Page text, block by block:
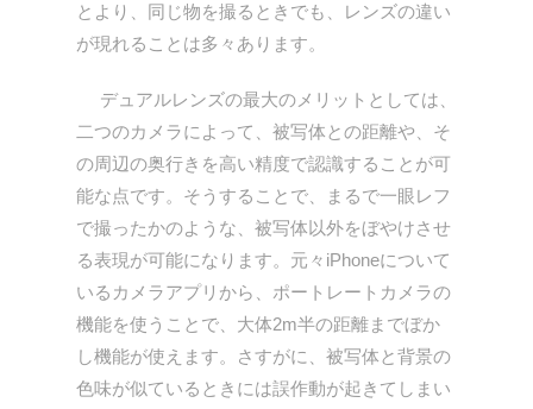
とより、同じ物を撮るときでも、レンズの違い
が現れることは多々あります。
デュアルレンズの最大のメリットとしては、
二つのカメラによって、被写体との距離や、そ
の周辺の奥行きを高い精度で認識することが可
能な点です。そうすることで、まるで一眼レフ
で撮ったかのような、被写体以外をぼやけさせ
る表現が可能になります。元々iPhoneについて
いるカメラアプリから、ポートレートカメラの
機能を使うことで、大体2m半の距離までぼか
し機能が使えます。さすがに、被写体と背景の
色味が似ているときには誤作動が起きてしまい